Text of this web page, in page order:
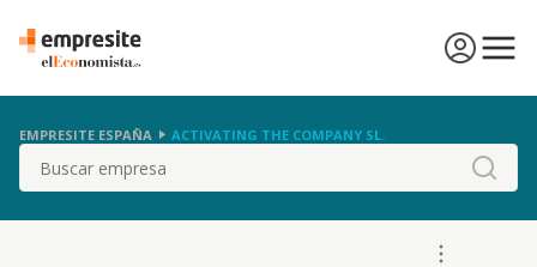
EMPRESITE ESPAÑA ACTIVATING THE COMPANY SL.
Buscar